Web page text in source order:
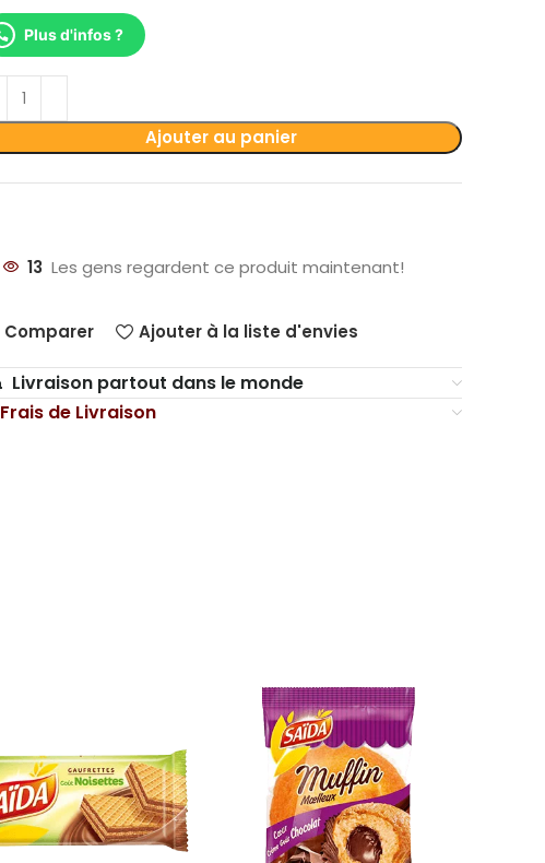
Plus d'infos ?
Ajouter au panier
13 Les gens regardent ce produit maintenant!
Comparer Ajouter à la liste d'envies
Livraison partout dans le monde
Frais de Livraison